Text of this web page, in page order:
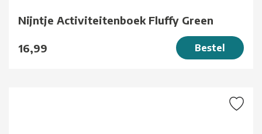
Nijntje Activiteitenboek Fluffy Green
16,99 Bestel